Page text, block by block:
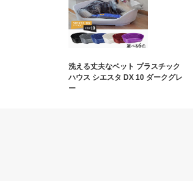
洗える丈夫なベット プラスチック
ハウス シエスタ DX 10 ダークグレ
ー